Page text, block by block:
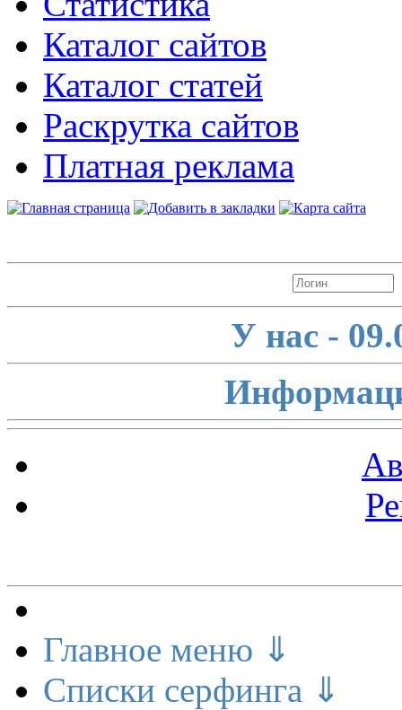
Каталог сайтов
Каталог статей
Раскрутка сайтов
Платная реклама
У нас -
Главное меню ⇓
Списки серфинга ⇓